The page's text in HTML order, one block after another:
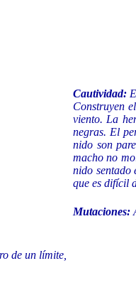
Cautividad:
Construyen
viento. La
negras. El
nido son
macho no
nido sentado
que es difícil
Mutaciones:
de un límite,